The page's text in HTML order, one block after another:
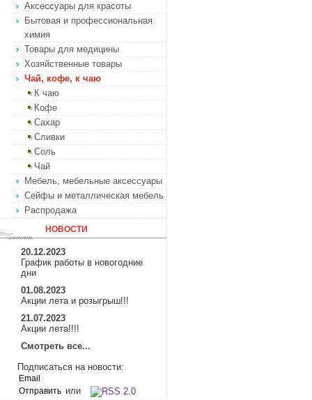
Аксессуары для красоты
Бытовая и профессиональная
химия
Товары для медицины
Хозяйственные товары
Чай, кофе, к чаю
К чаю
Кофе
Сахар
Сливки
Соль
Чай
Мебель, мебельные аксессуары
Сейфы и металлическая мебель
Распродажа
НОВОСТИ
20.12.2023
График работы в новогодние
дни
01.08.2023
Акции лета и розыгрыш!!!
21.07.2023
Акции лета!!!!
Смотреть все...
Подписаться на новости:
или